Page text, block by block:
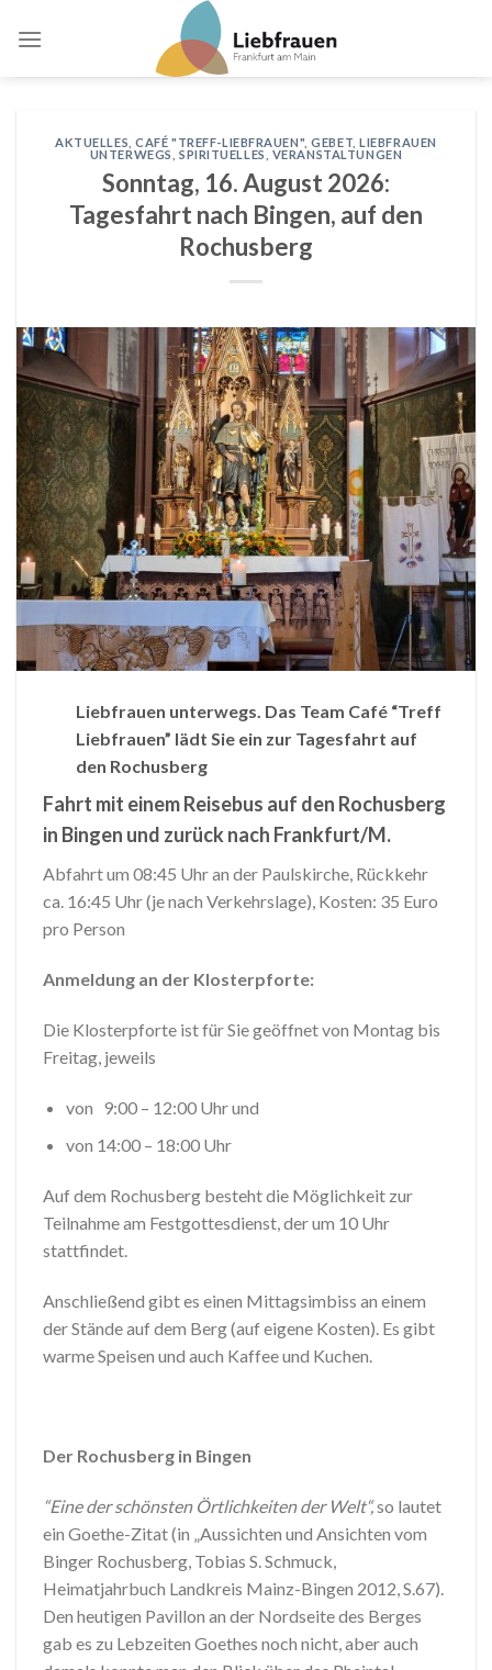
AKTUELLES ,CAFÉ "TREFF-LIEBFRAUEN" ,GEBET ,LIEBFRAUEN
UNTERWEGS
SPIRITUELLES VERANSTALTUNGEN
Sonntag, 16. August 2026:
Tagesfahrt nach Bingen, auf den
Rochusberg
Liebfrauen unterwegs. Das Team Café “Treff
Liebfrauen” lädt Sie ein zur Tagesfahrt auf
den Rochusberg
Fahrt mit einem Reisebus auf den Rochusberg
in Bingen und zurück nach Frankfurt/M.
Abfahrt um 08:45 Uhr an der Paulskirche, Rückkehr
ca. 16:45 Uhr (je nach Verkehrslage), Kosten: 35 Euro
pro Person
Anmeldung an der Klosterpforte:
Die Klosterpforte ist für Sie geöffnet von Montag bis
Freitag, jeweils
von 9:00 – 12:00 Uhr und
von 14:00 – 18:00 Uhr
Auf dem Rochusberg besteht die Möglichkeit zur
Teilnahme am Festgottesdienst, der um 10 Uhr
stattfindet.
Anschließend gibt es einen Mittagsimbiss an einem
der Stände auf dem Berg (auf eigene Kosten). Es gibt
warme Speisen und auch Kaffee und Kuchen.
Der Rochusberg in Bingen
“Eine der schönsten Örtlichkeiten der Welt“,so lautet
ein Goethe-Zitat (in „Aussichten und Ansichten vom
Binger Rochusberg, Tobias S. Schmuck,
Heimatjahrbuch Landkreis Mainz-Bingen 2012, S.67).
Den heutigen Pavillon an der Nordseite des Berges
gab es zu Lebzeiten Goethes noch nicht, aber auch